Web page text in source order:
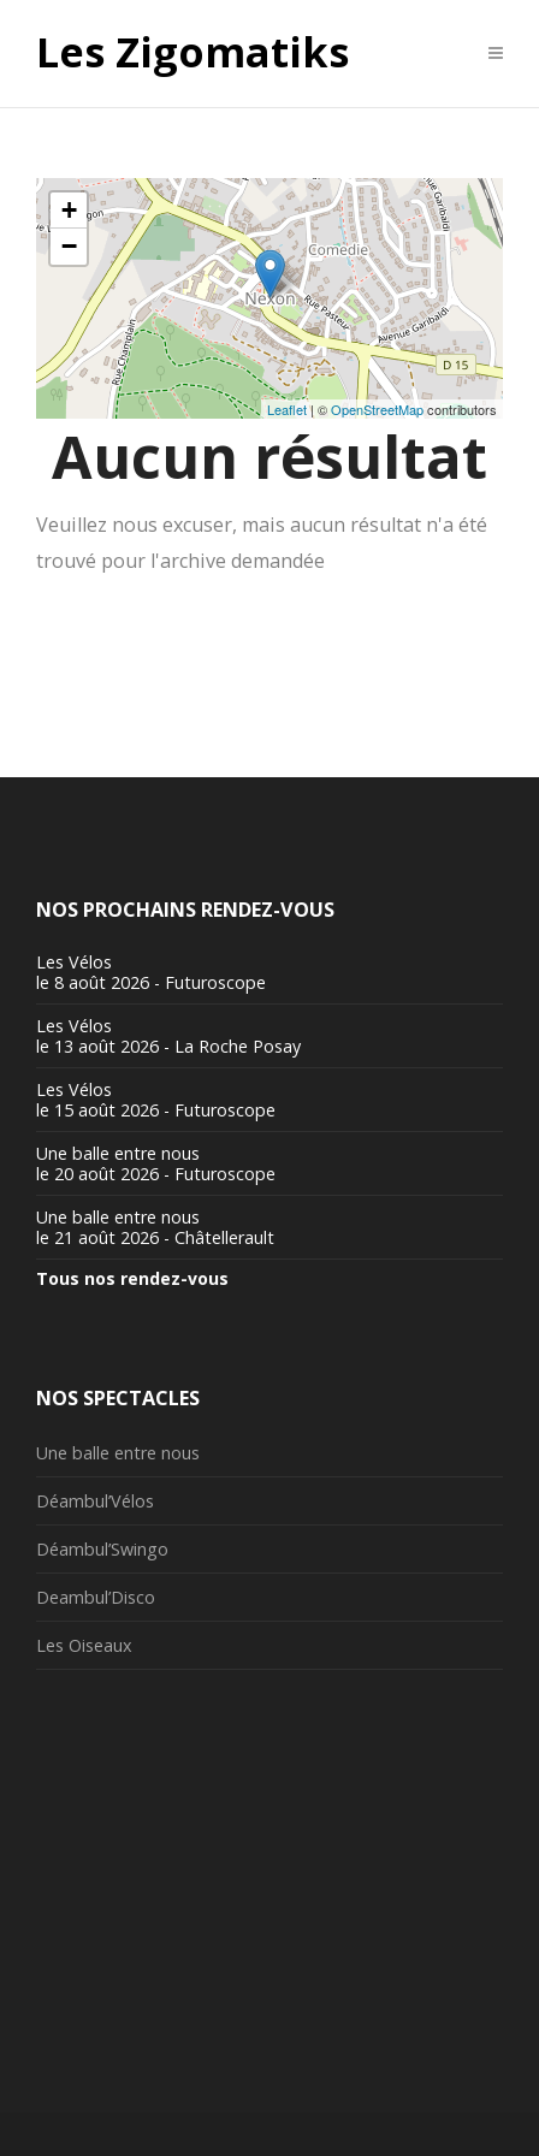
Les Zigomatiks
+
−
Leaflet| ©OpenStreetMapcontributors
Aucun résultat
Veuillez nous excuser, mais aucun résultat n'a été
trouvé pour l'archive demandée
NOS PROCHAINS RENDEZ-VOUS
Les Vélos
le 8 août 2026 - Futuroscope
Les Vélos
le 13 août 2026 - La Roche Posay
Les Vélos
le 15 août 2026 - Futuroscope
Une balle entre nous
le 20 août 2026 - Futuroscope
Une balle entre nous
le 21 août 2026 - Châtellerault
Tous nos rendez-vous
NOS SPECTACLES
Une balle entre nous
Déambul’Vélos
Déambul’Swingo
Deambul’Disco
Les Oiseaux